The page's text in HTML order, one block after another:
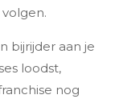
bijrijder aan je
loodst,
nog